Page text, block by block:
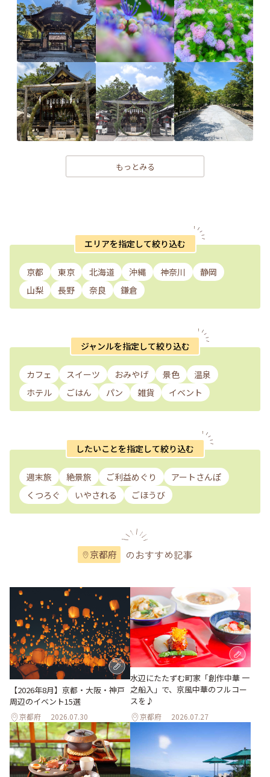
もっとみる
エリアを指定して絞り込む
京都 東京 北海道 沖縄 神奈川
静岡
山梨
長野 奈良 鎌倉
ジャンルを指定して絞り込む
カフェ スイーツ おみやげ 景色
温泉
ホテル
ごはん パン 雑貨 イベント
したいことを指定して絞り込む
週末旅 絶景旅 ご利益めぐり
アートさんぽ
くつろぐ
いやされる ごほうび
京都府 のおすすめ記事
【2026年8月】京都・大阪・神戸
周辺のイベント15選
京都府 2026.07.30
水辺にたたずむ町家「創作中華 一
之船入」で、京風中華のフルコー
スを♪
京都府 2026.07.27